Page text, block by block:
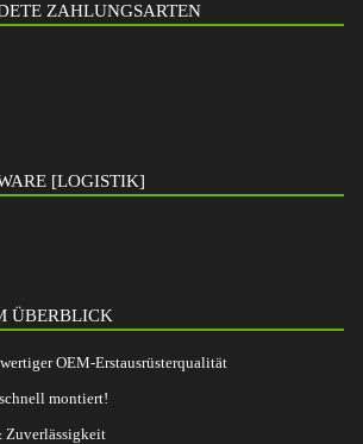
ZAHLUNGSARTEN
[LOGISTIK]
ÜBERBLICK
OEM-Erstausrüsterqualität
montiert!
Zuverlässigkeit